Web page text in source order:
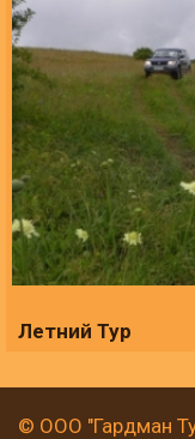
Летний Тур
© ООО "Гардман